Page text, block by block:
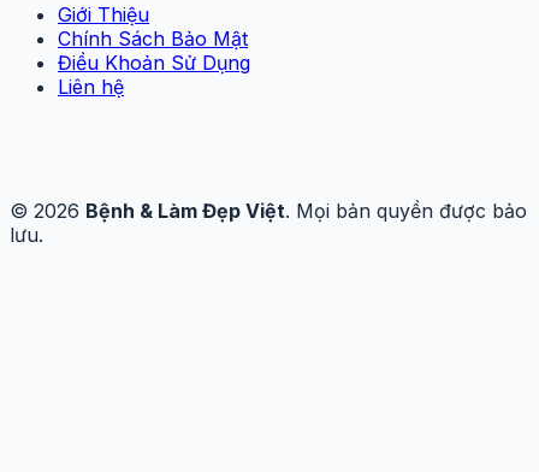
Giới Thiệu
Chính Sách Bảo Mật
Điều Khoản Sử Dụng
Liên hệ
© 2026 Bệnh & Làm Đẹp Việt. Mọi bản quyền được bảo
lưu.